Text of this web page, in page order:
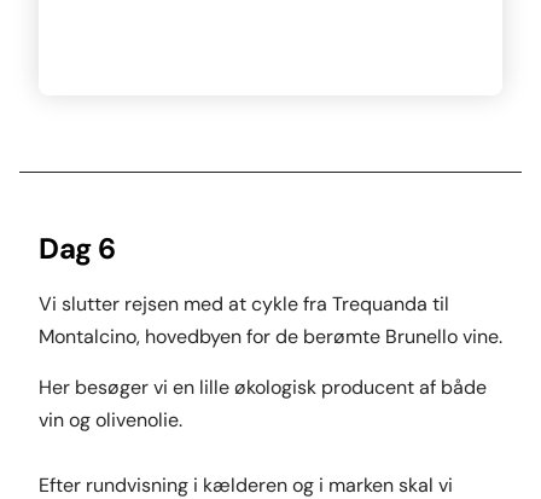
Dag 6
Vi slutter rejsen med at cykle fra Trequanda til
Montalcino, hovedbyen for de berømte Brunello vine.
Her besøger vi en lille økologisk producent af både
vin og olivenolie.
Efter rundvisning i kælderen og i marken skal vi